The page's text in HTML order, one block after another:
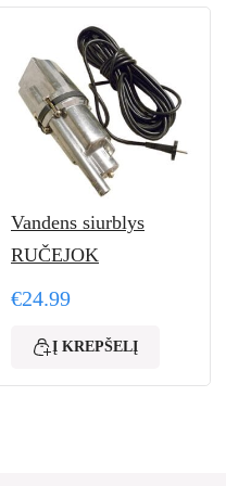
Vandens siurblys
RUČEJOK
€24.99
Į KREPŠELĮ